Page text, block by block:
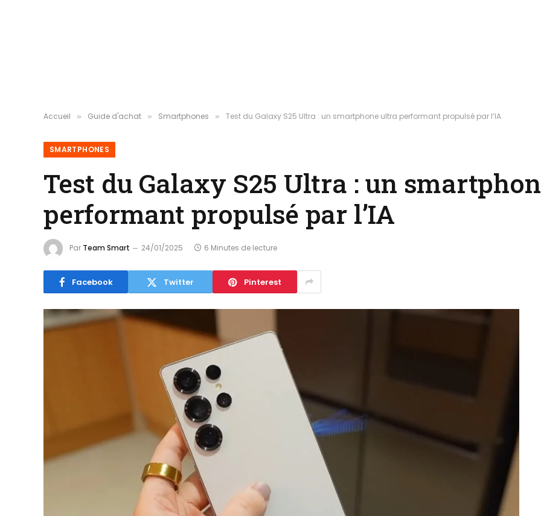
Accueil » Guide d'achat » Smartphones » Test du Galaxy S25 Ultra : un smartphone ultra performant propulsé par l’IA
SMARTPHONES
Test du Galaxy S25 Ultra : un
performant propulsé par l’IA
Par Team Smart 24/01/2025 6 Minutes de lecture
Facebook Twitter Pinterest